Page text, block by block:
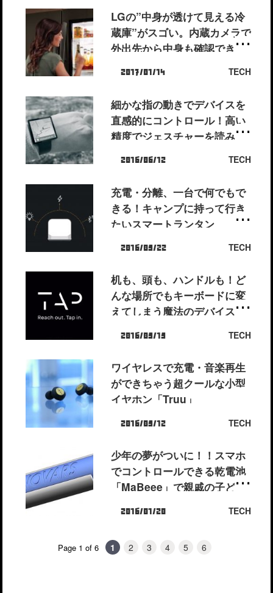
LGの”中身が透けて見える冷
蔵庫”がスゴい。内蔵カメラで
外出先から中身も確認でき
2017/01/14 TECH
細かな指の動きでデバイスを
直感的にコントロール！高い
精度でジェスチャーを読み取
スゴい。
2016/06/12 TECH
充電・分離、一台で何でもで
きる！キャンプに持って行き
たいスマートランタン
2016/05/22 TECH
机も、頭も、ハンドルも！ど
んな場所でもキーボードに変
えてしまう魔法のデバイス
2016/05/15 TECH
ワイヤレスで充電・音楽再生
ができちゃう超クールな小型
イヤホン「Truu」
2016/05/12 TECH
少年の夢がついに！！スマホ
でコントロールできる乾電池
「MaBeee」で親戚の子ども
2016/01/20 TECH
Page 1 of 6 1 2 3 4 5 6